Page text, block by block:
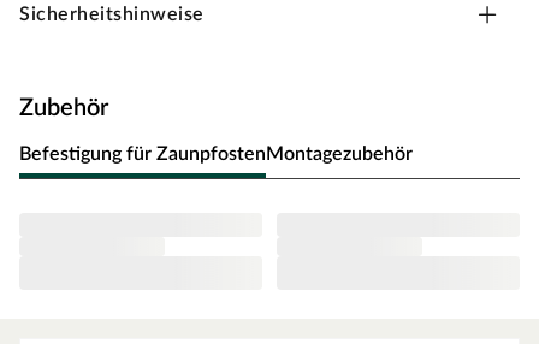
Besonders beständig gegen Schimmel und Pilze
Sicherheitshinweise
Zubehör
Befestigung für Zaunpfosten Montagezubehör